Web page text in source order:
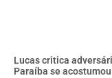
Lucas critica
Paraíba se